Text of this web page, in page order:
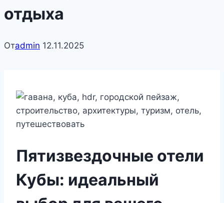
отдыха
Отadmin 12.11.2025
Пятизвездочные отели
Кубы: идеальный